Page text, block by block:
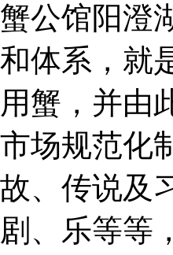
蟹公馆阳澄
和体系，就
用蟹，并由
市场规范化
故、传说及
剧、乐等等